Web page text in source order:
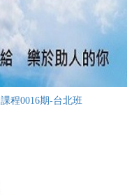
程0016期-台北班